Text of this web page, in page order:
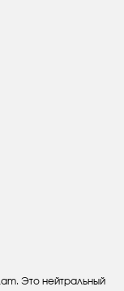
Это нейтральный